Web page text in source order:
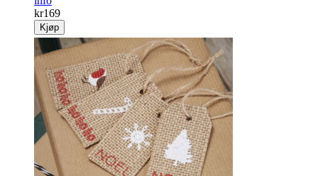
kr169
Kjøp